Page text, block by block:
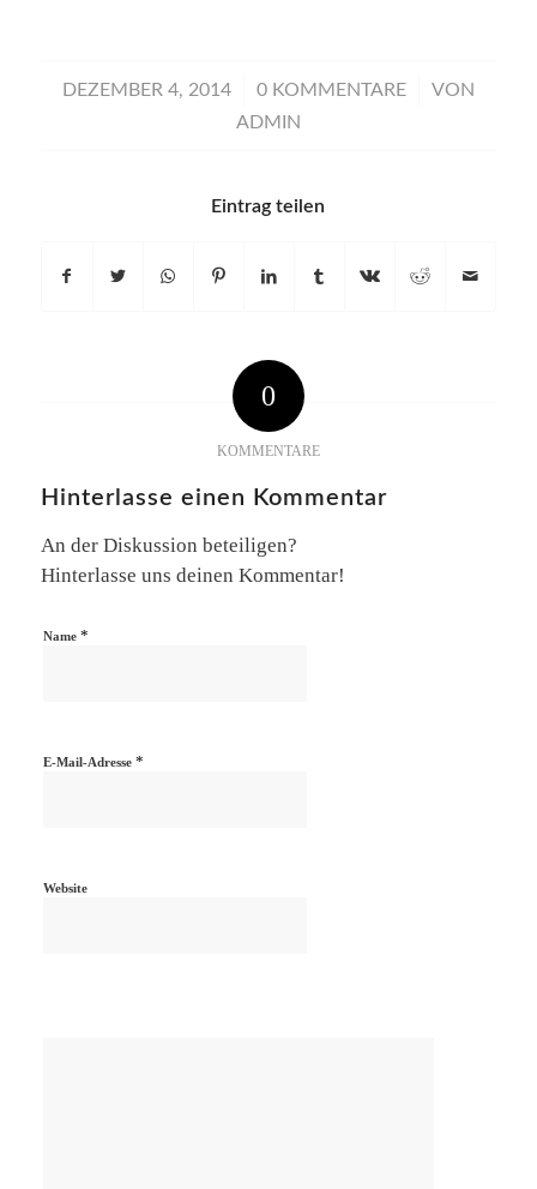
DEZEMBER 4, 2014
/ 0 KOMMENTARE
/
VON
ADMIN
Eintrag teilen
0
KOMMENTARE
Hinterlasse einen Kommentar
An der Diskussion beteiligen?
Hinterlasse uns deinen Kommentar!
Name *
E-Mail-Adresse *
Website